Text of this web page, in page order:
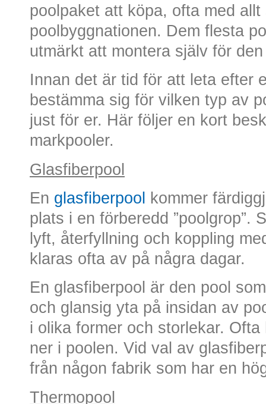
poolpaket att köpa, ofta med
poolbyggnationen. Dem flesta
utmärkt att montera själv för
Innan det är tid för att leta efter
bestämma sig för vilken typ av
just för er. Här följer en kort
markpooler.
Glasfiberpool
En glasfiberpool
kommer
plats i en förberedd ”poolgrop”.
lyft, återfyllning och koppling
klaras ofta av på några dagar.
En glasfiberpool är den pool
och glansig yta på insidan av
i olika former och storlekar.
ner i poolen. Vid val av
från någon fabrik som har en
Thermopool